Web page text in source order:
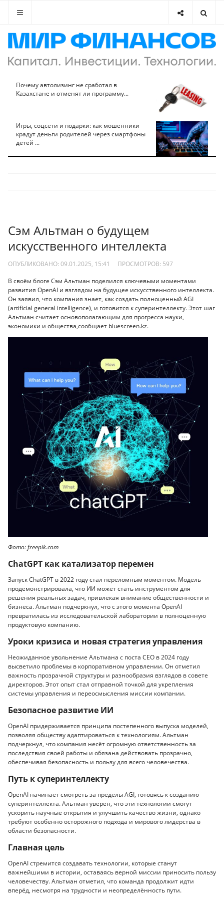
Почему автолизинг не сработал в
Казахстане и отменят ли программу...
Игры, соцсети и подарки: как мошенники
крадут деньги родителей через смартфоны
детей ...
Сэм Альтман о будущем
искусственного интеллекта
ОПУБЛИКОВАНО: 09.01.2025, 15:41 ПРОСМОТРОВ: 597
В своём блоге Сэм Альтман поделился ключевыми моментами
развития OpenAI и взглядом на будущее искусственного интеллекта.
Он заявил, что компания знает, как создать полноценный AGI
(artificial general intelligence), и готовится к суперинтеллекту. Этот шаг
Альтман считает основополагающим для прогресса науки,
экономики и общества,сообщает bluescreen.kz.
Фото: freepik.com
ChatGPT как катализатор перемен
Запуск ChatGPT в 2022 году стал переломным моментом. Модель
продемонстрировала, что ИИ может стать инструментом для
решения реальных задач, привлекая внимание общественности и
бизнеса. Альтман подчеркнул, что с этого момента OpenAI
превратилась из исследовательской лаборатории в полноценную
продуктовую компанию.
Уроки кризиса и новая стратегия управления
Неожиданное увольнение Альтмана с поста CEO в 2024 году
высветило проблемы в корпоративном управлении. Он отметил
важность прозрачной структуры и разнообразия взглядов в совете
директоров. Этот опыт стал отправной точкой для укрепления
системы управления и переосмысления миссии компании.
Безопасное развитие ИИ
OpenAI придерживается принципа постепенного выпуска моделей,
позволяя обществу адаптироваться к технологиям. Альтман
подчеркнул, что компания несёт огромную ответственность за
последствия своей работы и обязана действовать прозрачно,
обеспечивая безопасность и пользу для всего человечества.
Путь к суперинтеллекту
OpenAI начинает смотреть за пределы AGI, готовясь к созданию
суперинтеллекта. Альтман уверен, что эти технологии смогут
ускорить научные открытия и улучшить качество жизни, однако
требуют особенно осторожного подхода и мирового лидерства в
области безопасности.
Главная цель
OpenAI стремится создавать технологии, которые станут
важнейшими в истории, оставаясь верной миссии приносить пользу
человечеству. Альтман отметил, что команда продолжит идти
вперёд, несмотря на трудности и неопределённость пути.